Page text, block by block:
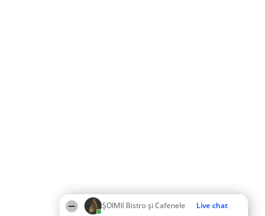
ȘOIMII Bistro și Cafenele Live chat